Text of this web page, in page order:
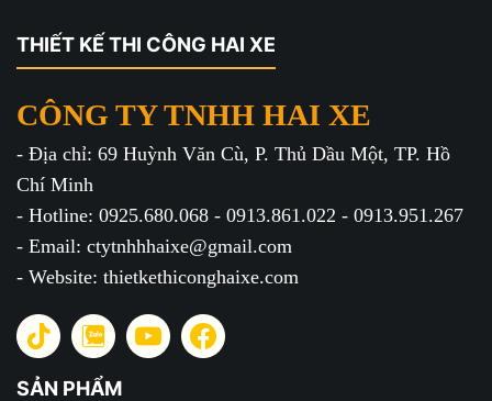
THIẾT KẾ THI CÔNG HAI XE
CÔNG TY TNHH HAI XE
- Địa chỉ: 69 Huỳnh Văn Cù, P. Thủ Dầu Một, TP. Hồ
Chí Minh
- Hotline: 0925.680.068 - 0913.861.022 - 0913.951.267
- Email: ctytnhhhaixe@gmail.com
- Website: thietkethiconghaixe.com
SẢN PHẨM